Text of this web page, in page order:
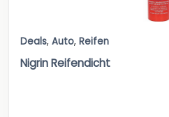
Deals, Auto, Reifen
Nigrin Reifendicht